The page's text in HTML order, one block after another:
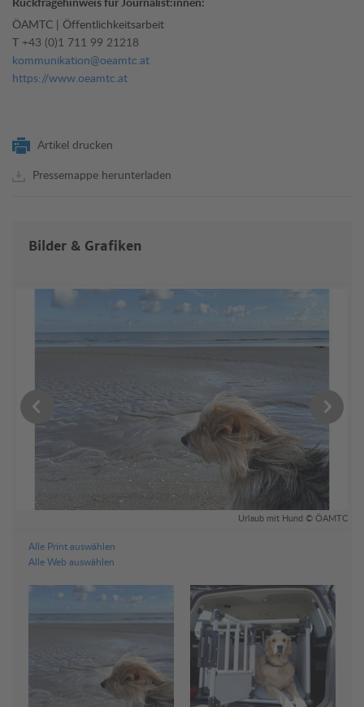
ÖAMTC | Öffentlichkeitsarbeit
T +43 (0)1 711 99 21218
kommunikation@oeamtc.at
https://www.oeamtc.at
Artikel drucken
Pressemappe herunterladen
Bilder & Grafiken
Urlaub mit Hund © ÖAMTC
Alle Print auswählen
Alle Web auswählen